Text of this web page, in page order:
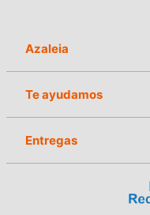
Azaleia
Te ayudamos
Entregas